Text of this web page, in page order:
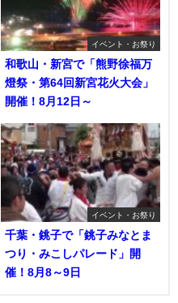
イベント・お祭り
和歌山・新宮で「熊野徐福万
燈祭・第64回新宮花火大会」
開催！8月12日～
イベント・お祭り
千葉・銚子で「銚子みなとま
つり・みこしパレード」開
催！8月8～9日